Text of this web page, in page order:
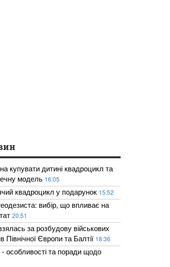
купувати дитині квадроцикл та
модель 16:05
квадроцикл у подарунок 15:52
вибір, що впливає на
20:51
за розбудову військових
Північної Європи та Балтії 18:36
особливості та поради щодо